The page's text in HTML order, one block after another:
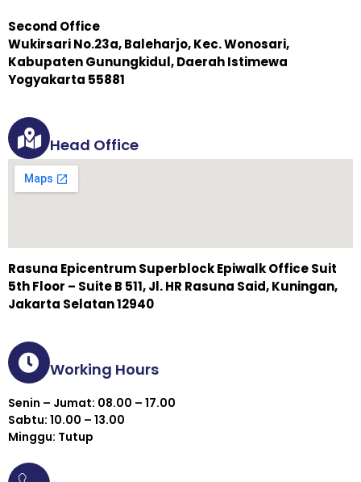
Second Office
Wukirsari No.23a, Baleharjo, Kec. Wonosari,
Kabupaten Gunungkidul, Daerah Istimewa
Yogyakarta 55881
Head Office
Rasuna Epicentrum Superblock Epiwalk Office Suit
5th Floor – Suite B 511, Jl. HR Rasuna Said, Kuningan,
Jakarta Selatan 12940
Working Hours
Senin – Jumat: 08.00 – 17.00
Sabtu: 10.00 – 13.00
Minggu: Tutup